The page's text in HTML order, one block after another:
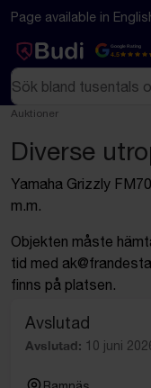
Hoppa till innehåll
Textbaserad
Page available in
Google Rating
4.5
Sök
Auktioner
Diverse
Yamaha Grizzly
m.m.
Objekten måste
tid med
finns på platsen.
Avslutad
Avslutad: 10 juni